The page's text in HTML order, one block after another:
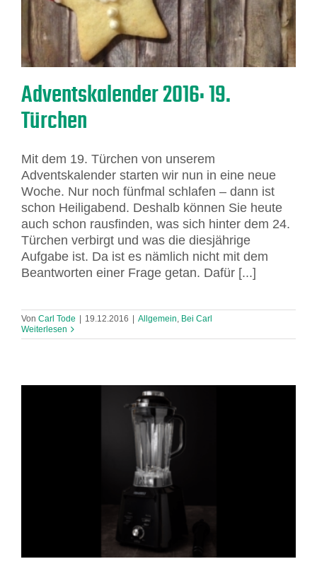
Adventskalender 2016: 19.
Türchen
Mit dem 19. Türchen von unserem
Adventskalender starten wir nun in eine neue
Woche. Nur noch fünfmal schlafen – dann ist
schon Heiligabend. Deshalb können Sie heute
auch schon rausfinden, was sich hinter dem 24.
Türchen verbirgt und was die diesjährige
Aufgabe ist. Da ist es nämlich nicht mit dem
Beantworten einer Frage getan. Dafür [...]
Von Carl Tode | 19.12.2016 | Allgemein Bei Carl
Weiterlesen